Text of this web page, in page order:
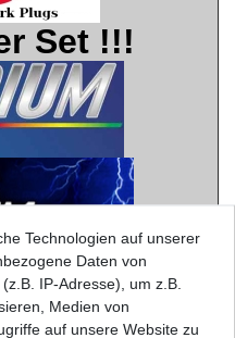
Set !!!
Erstausrüster.
wie auch im
Technologien auf unserer
Daten von
IP-Adresse), um z.B.
Medien von
auf unsere Website zu